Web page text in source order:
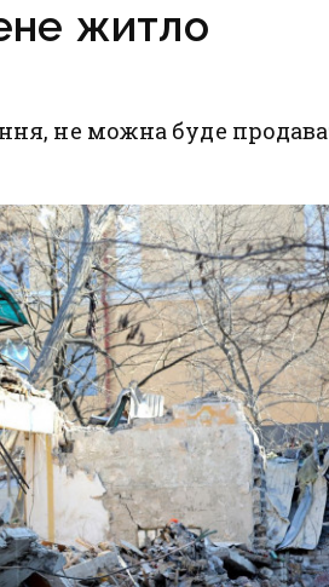
житло
не можна буде